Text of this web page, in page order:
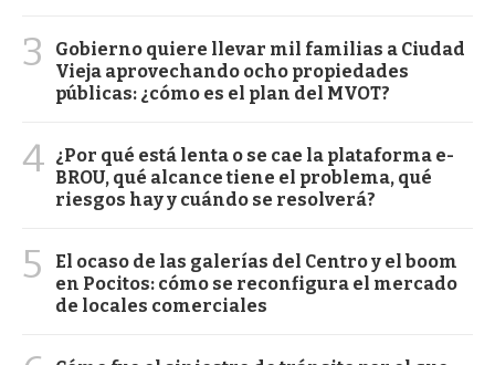
3
Gobierno quiere llevar mil familias a Ciudad
Vieja aprovechando ocho propiedades
públicas: ¿cómo es el plan del MVOT?
4 ¿Por qué está lenta o se cae la plataforma e-
BROU, qué alcance tiene el problema, qué
riesgos hay y cuándo se resolverá?
5
El ocaso de las galerías del Centro y el boom
en Pocitos: cómo se reconfigura el mercado
de locales comerciales